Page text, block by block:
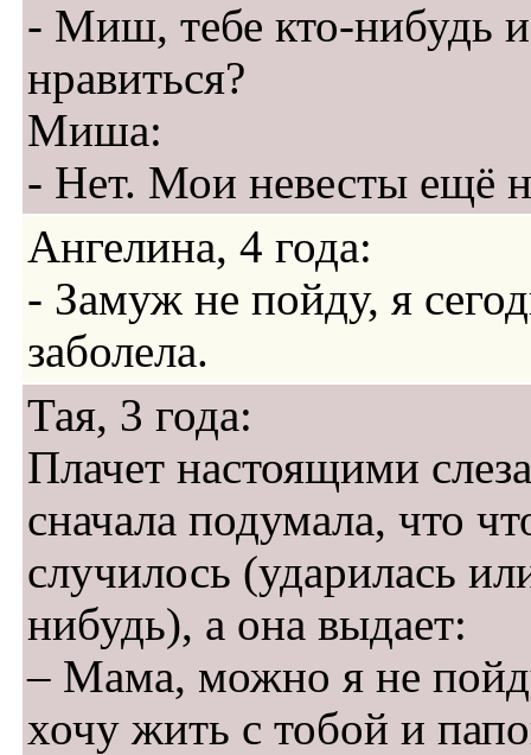
- Миш, тебе кто-нибудь
нравиться?
Миша:
- Нет. Мои невесты ещё
Ангелина, 4 года:
- Замуж не пойду, я
заболела.
Тая, 3 года:
Плачет настоящими
сначала подумала, что
случилось (ударилась
нибудь), а она выдает:
– Мама, можно я не
хочу жить с тобой и